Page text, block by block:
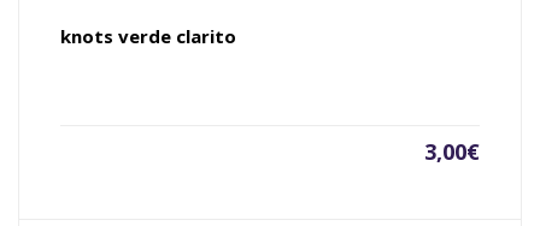
knots verde clarito
3,00€